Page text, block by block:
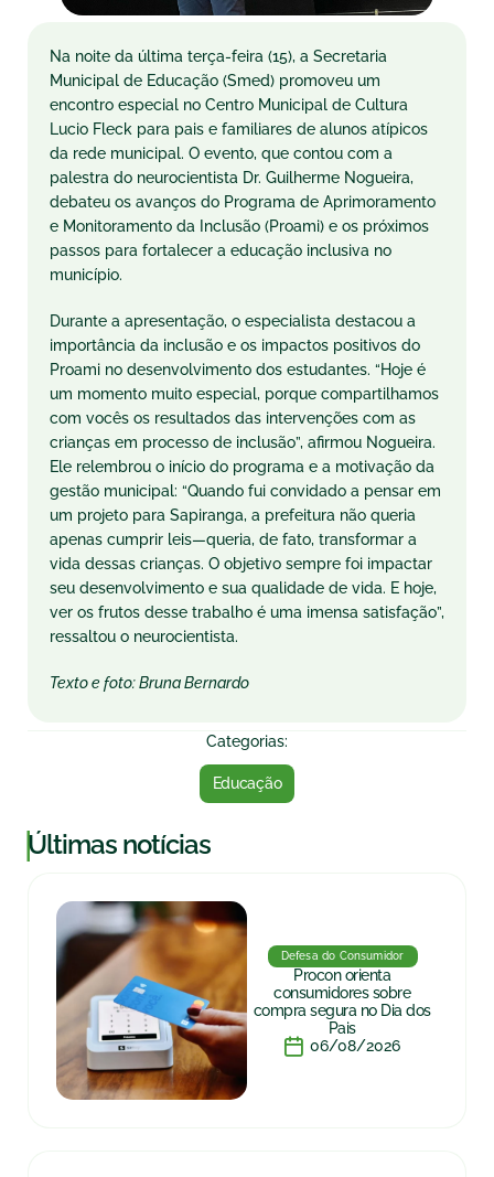
Na noite da última terça-feira (15), a Secretaria
Municipal de Educação (Smed) promoveu um
encontro especial no Centro Municipal de Cultura
Lucio Fleck para pais e familiares de alunos atípicos
da rede municipal. O evento, que contou com a
palestra do neurocientista Dr. Guilherme Nogueira,
debateu os avanços do Programa de Aprimoramento
e Monitoramento da Inclusão (Proami) e os próximos
passos para fortalecer a educação inclusiva no
município.
Durante a apresentação, o especialista destacou a
importância da inclusão e os impactos positivos do
Proami no desenvolvimento dos estudantes. “Hoje é
um momento muito especial, porque compartilhamos
com vocês os resultados das intervenções com as
crianças em processo de inclusão”, afirmou Nogueira.
Ele relembrou o início do programa e a motivação da
gestão municipal: “Quando fui convidado a pensar em
um projeto para Sapiranga, a prefeitura não queria
apenas cumprir leis—queria, de fato, transformar a
vida dessas crianças. O objetivo sempre foi impactar
seu desenvolvimento e sua qualidade de vida. E hoje,
ver os frutos desse trabalho é uma imensa satisfação”,
ressaltou o neurocientista.
Texto e foto: Bruna Bernardo
Categorias:
Educação
|Últimas notícias
Defesa do Consumidor
Procon orienta
consumidores sobre
compra segura no Dia dos
Pais
06/08/2026